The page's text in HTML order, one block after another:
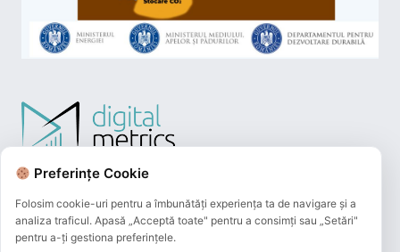
Preferințe Cookie
Folosim cookie-uri pentru a îmbunătăți experiența ta de navigare și a
analiza traficul. Apasă „Acceptă toate" pentru a consimți sau „Setări"
pentru a-ți gestiona preferințele.